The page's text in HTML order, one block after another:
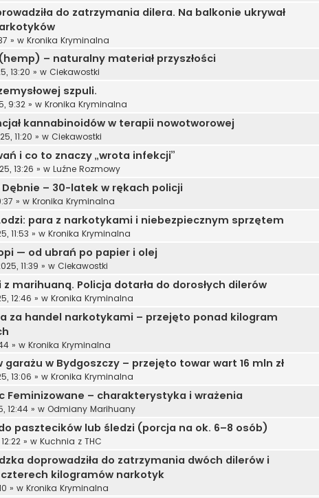
do zatrzymania dilera. Na balkonie ukrywał
» w Kronika Kryminalna
– naturalny materiał przyszłości
13:20 » w Ciekawostki
szpuli.
9:32 » w Kronika Kryminalna
kannabinoidów w terapii nowotworowej
11:20 » w Ciekawostki
i co to znaczy „wrota infekcji”
13:26 » w Luźne Rozmowy
– 30-latek w rękach policji
» w Kronika Kryminalna
para z narkotykami i niebezpiecznym sprzętem
11:53 » w Kronika Kryminalna
— od ubrań po papier i olej
11:39 » w Ciekawostki
marihuaną. Policja dotarła do dorosłych dilerów
12:46 » w Kronika Kryminalna
za handel narkotykami – przejęto ponad kilogram
» w Kronika Kryminalna
w Bydgoszczy – przejęto towar wart 16 mln zł
13:06 » w Kronika Kryminalna
Feminizowane – charakterystyka i wrażenia
12:44 » w Odmiany Marihuany
pasztecików lub śledzi (porcja na ok. 6–8 osób)
» w Kuchnia z THC
doprowadziła do zatrzymania dwóch dilerów i
kilogramów narkotyk
» w Kronika Kryminalna